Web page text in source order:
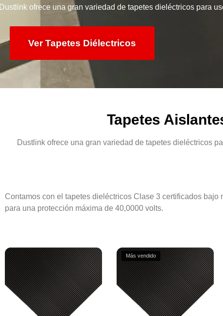
ofrece una gran variedad de tapetes dieléctricos para
Ver Tapetes Diélectricos
Tapetes
Dustlink ofrece una gran variedad de tapetes dieléctricos
Contamos con el tapetes dieléctricos Clase 3 certificados
para una protección máxima de 40,0000 volts.
Más vendido